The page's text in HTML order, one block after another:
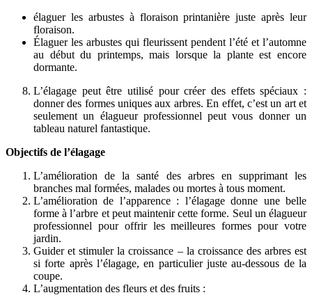
élaguer les arbustes à floraison printanière juste après leur
floraison.
Élaguer les arbustes qui fleurissent pendent l’été et l’automne
au début du printemps, mais lorsque la plante est encore
dormante.
L’élagage peut être utilisé pour créer des effets spéciaux :
donner des formes uniques aux arbres. En effet, c’est un art et
seulement un élagueur professionnel peut vous donner un
tableau naturel fantastique.
Objectifs de l’élagage
L’amélioration de la santé des arbres en supprimant les
branches mal formées, malades ou mortes à tous moment.
L’amélioration de l’apparence : l’élagage donne une belle
forme à l’arbre et peut maintenir cette forme. Seul un élagueur
professionnel pour offrir les meilleures formes pour votre
jardin.
Guider et stimuler la croissance – la croissance des arbres est
si forte après l’élagage, en particulier juste au-dessous de la
coupe.
L’augmentation des fleurs et des fruits :